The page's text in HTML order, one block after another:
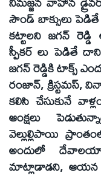
సౌండ్‌ బాక్సులు
కట్టాలని జగన్‌
స్పీకర్‌ లు పెడితే
జగన్‌ రెడ్డికి టాక్స్‌
రంజాన్‌, క్రిస్టమస్‌,
కలిసి చేసుకునే
ఆంక్షలు
వెల్లుల్లిపాయి
అందులో
మాట్లాడాడని,